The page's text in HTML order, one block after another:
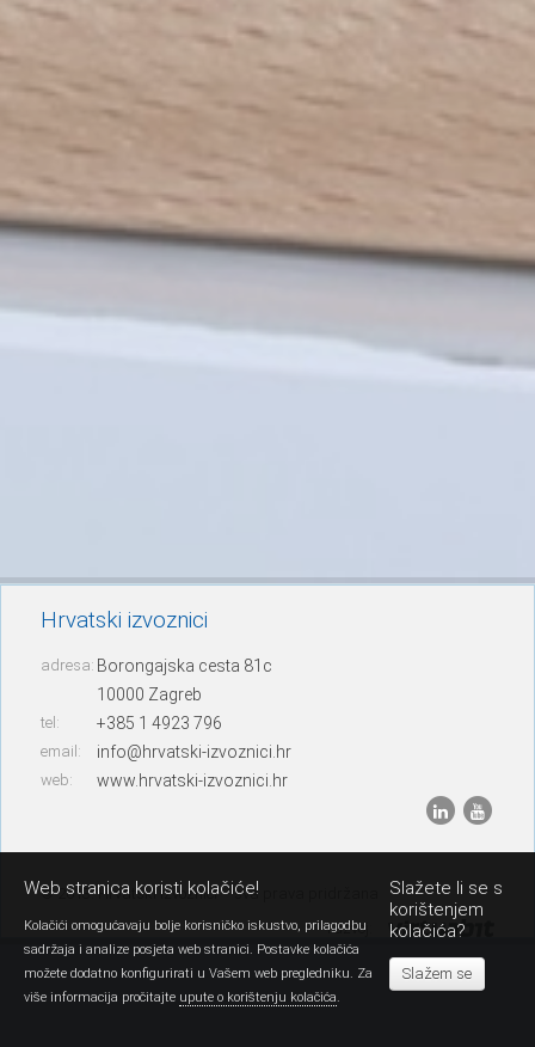
Hrvatski izvoznici
adresa: Borongajska cesta 81c
10000 Zagreb
tel: +385 1 4923 796
email: info@hrvatski-izvoznici.hr
web: www.hrvatski-izvoznici.hr
© 2013. Hrvatski izvoznici – sva prava pridržana
razvoj:
Web stranica koristi kolačiće!
Kolačići omogućavaju bolje korisničko iskustvo, prilagodbu
sadržaja i analize posjeta web stranici. Postavke kolačića
možete dodatno konfigurirati u Vašem web pregledniku. Za
više informacija pročitajte upute o korištenju kolačića
Slažete li se s
korištenjem
kolačića?
Slažem se